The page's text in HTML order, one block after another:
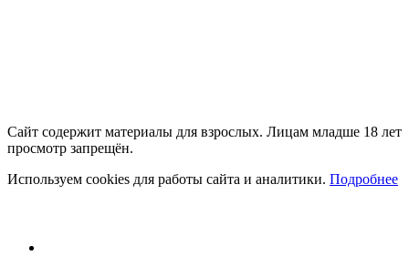
Сайт содержит материалы для взрослых. Лицам младше 18 лет
просмотр запрещён.
Используем cookies для работы сайта и аналитики. Подробнее